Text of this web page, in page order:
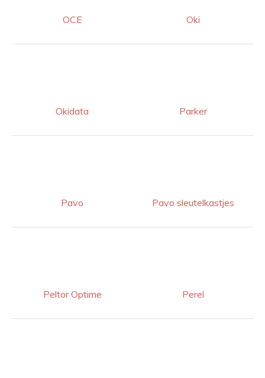
OCE Oki
Okidata Parker
Pavo Pavo sleutelkastjes
Peltor Optime Perel